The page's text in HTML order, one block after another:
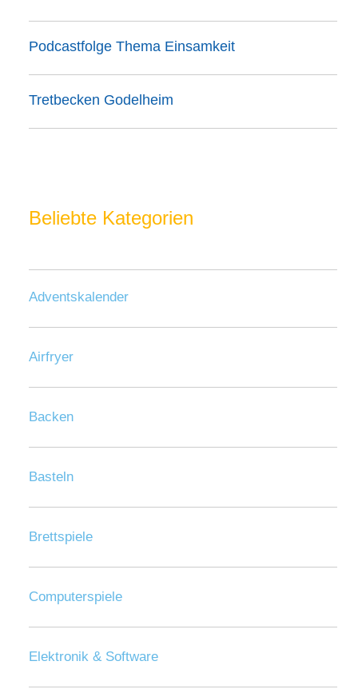
Podcastfolge Thema Einsamkeit
Tretbecken Godelheim
Beliebte Kategorien
Adventskalender
Airfryer
Backen
Basteln
Brettspiele
Computerspiele
Elektronik & Software